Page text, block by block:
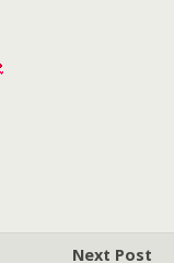
Next Post